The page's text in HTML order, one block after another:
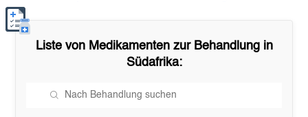
Liste von Medikamenten zur Behandlung in
Südafrika: